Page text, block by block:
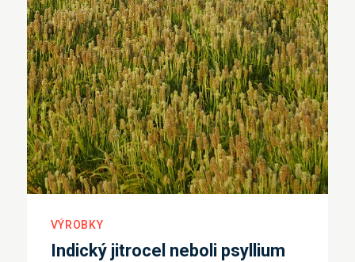
VÝROBKY
Indický jitrocel neboli psyllium